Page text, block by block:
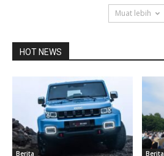
Muat lebih
HOT NEWS
Berita Berita